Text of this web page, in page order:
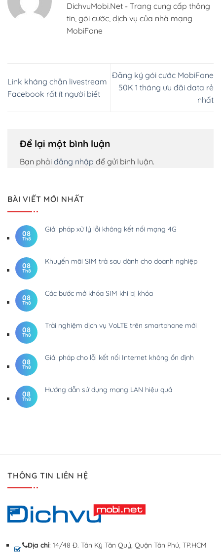
DichvuMobi.Net - Trang cung cấp thông
tin, gói cước, dịch vụ của nhà mạng
MobiFone
Link kháng chặn livestream
Facebook rất ít người biết
Đăng ký gói cước MobiFone
50K 1 tháng ưu đãi data rẻ
nhất
Để lại một bình luận
Bạn phải đăng nhập để gửi bình luận.
BÀI VIẾT MỚI NHẤT
08
Th8
Giải pháp xử lý lỗi không kết nối mạng 4G
08
Th8
Khuyến mãi SIM trả sau dành cho doanh nghiệp
08
Th8
Các bước mở khóa SIM khi bị khóa
08
Th8
Trải nghiệm dịch vụ VoLTE trên smartphone mới
08
Th8
Giải pháp cho lỗi kết nối Internet không ổn định
08
Th8
Hướng dẫn sử dụng mạng LAN hiệu quả
THÔNG TIN LIÊN HỆ
Địa chỉ: 14/48 Đ. Tân Kỳ Tân Quý, Quận Tân Phú, TP.HCM